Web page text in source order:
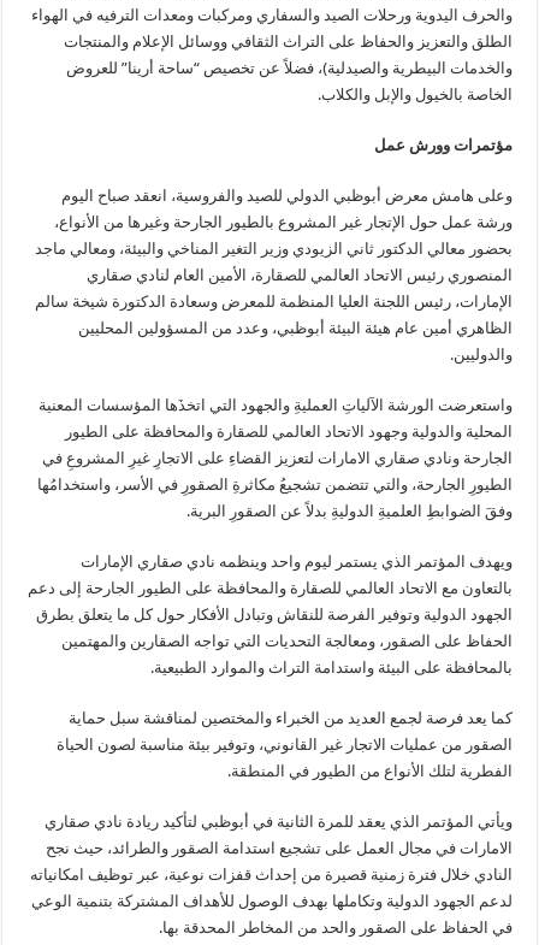
والحرف اليدوية ورحلات الصيد والسفاري ومركبات ومعدات الترفيه في الهواء
الطلق والتعزيز والحفاظ على التراث الثقافي ووسائل الإعلام والمنتجات
والخدمات البيطرية والصيدلية)، فضلاً عن تخصيص “ساحة أرينا” للعروض
الخاصة بالخيول والإبل والكلاب.
مؤتمرات وورش عمل
وعلى هامش معرض أبوظبي الدولي للصيد والفروسية، انعقد صباح اليوم
ورشة عمل حول الإتجار غير المشروع بالطيور الجارحة وغيرها من الأنواع،
بحضور معالي الدكتور ثاني الزيودي وزير التغير المناخي والبيئة، ومعالي ماجد
المنصوري رئيس الاتحاد العالمي للصقارة، الأمين العام لنادي صقاري
الإمارات، رئيس اللجنة العليا المنظمة للمعرض وسعادة الدكتورة شيخة سالم
الظاهري أمين عام هيئة البيئة أبوظبي، وعدد من المسؤولين المحليين
والدوليين.
واستعرضت الورشة الآلياتِ العمليةِ والجهود التي اتخذَها المؤسسات المعنية
المحلية والدولية وجهود الاتحاد العالمي للصقارة والمحافظة على الطيور
الجارحة ونادي صقاري الامارات لتعزيز القضاءِ على الاتجارِ غيرِ المشروعِ في
الطيورِ الجارحة، والتي تتضمن تشجيعُ مكاثرةِ الصقورِ في الأسر، واستخدامُها
وفقَ الضوابطِ العلميةِ الدوليةِ بدلاً عن الصقورِ البرية.
ويهدف المؤتمر الذي يستمر ليوم واحد وينظمه نادي صقاري الإمارات
بالتعاون مع الاتحاد العالمي للصقارة والمحافظة على الطيور الجارحة إلى دعم
الجهود الدولية وتوفير الفرصة للنقاش وتبادل الأفكار حول كل ما يتعلق بطرق
الحفاظ على الصقور، ومعالجة التحديات التي تواجه الصقارين والمهتمين
بالمحافظة على البيئة واستدامة التراث والموارد الطبيعية.
كما يعد فرصة لجمع العديد من الخبراء والمختصين لمناقشة سبل حماية
الصقور من عمليات الاتجار غير القانوني، وتوفير بيئة مناسبة لصون الحياة
الفطرية لتلك الأنواع من الطيور في المنطقة.
ويأتي المؤتمر الذي يعقد للمرة الثانية في أبوظبي لتأكيد ريادة نادي صقاري
الامارات في مجال العمل على تشجيع استدامة الصقور والطرائد، حيث نجح
النادي خلال فترة زمنية قصيرة من إحداث قفزات نوعية، عبر توظيف امكانياته
لدعم الجهود الدولية وتكاملها بهدف الوصول للأهداف المشتركة بتنمية الوعي
في الحفاظ على الصقور والحد من المخاطر المحدقة بها.